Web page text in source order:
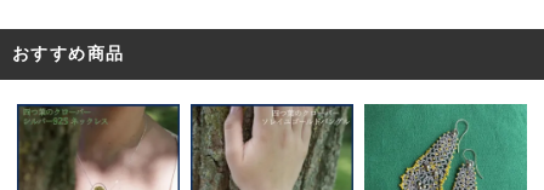
おすすめ商品